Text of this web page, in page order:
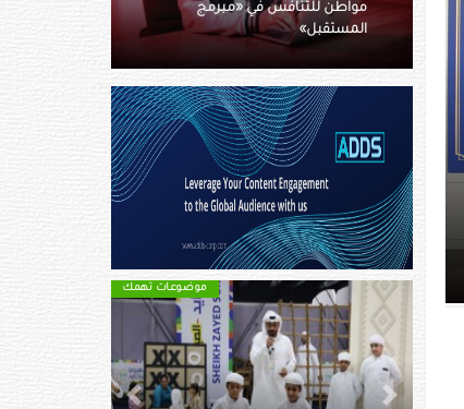
التدريس على الإقامة الذهبية في
دولة الإمارات
موضوعات تهمك